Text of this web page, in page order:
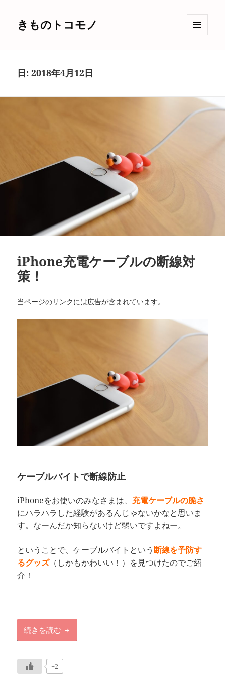
きものトコモノ
ーとウ
日:2018年4月12日
iPhone充電ケーブルの断線対
策！
当ページのリンクには広告が含まれています。
ケーブルバイトで断線防止
iPhoneをお使いのみなさまは、 充電ケーブルの脆さ
にハラハラした経験があるんじゃないかなと思いま
す。なーんだか知らないけど弱いですよねー。
ということで、ケーブルバイトという断線を予防す
るグッズ（しかもかわいい！）を見つけたのでご紹
介！
続きを読む iPhone充電ケーブルの断線対策！
+2